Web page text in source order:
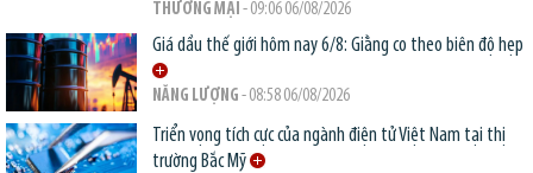
THƯƠNG MẠI - 09:06 06/08/2026
Giá dầu thế giới hôm nay 6/8: Giằng co theo biên độ hẹp
NĂNG LƯỢNG - 08:58 06/08/2026
Triển vọng tích cực của ngành điện tử Việt Nam tại thị
trường Bắc Mỹ